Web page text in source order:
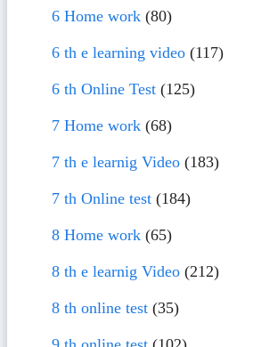
6 Home work(80)
6 th e learning video(117)
6 th Online Test(125)
7 Home work(68)
7 th e learnig Video(183)
7 th Online test(184)
8 Home work(65)
8 th e learnig Video(212)
8 th online test(35)